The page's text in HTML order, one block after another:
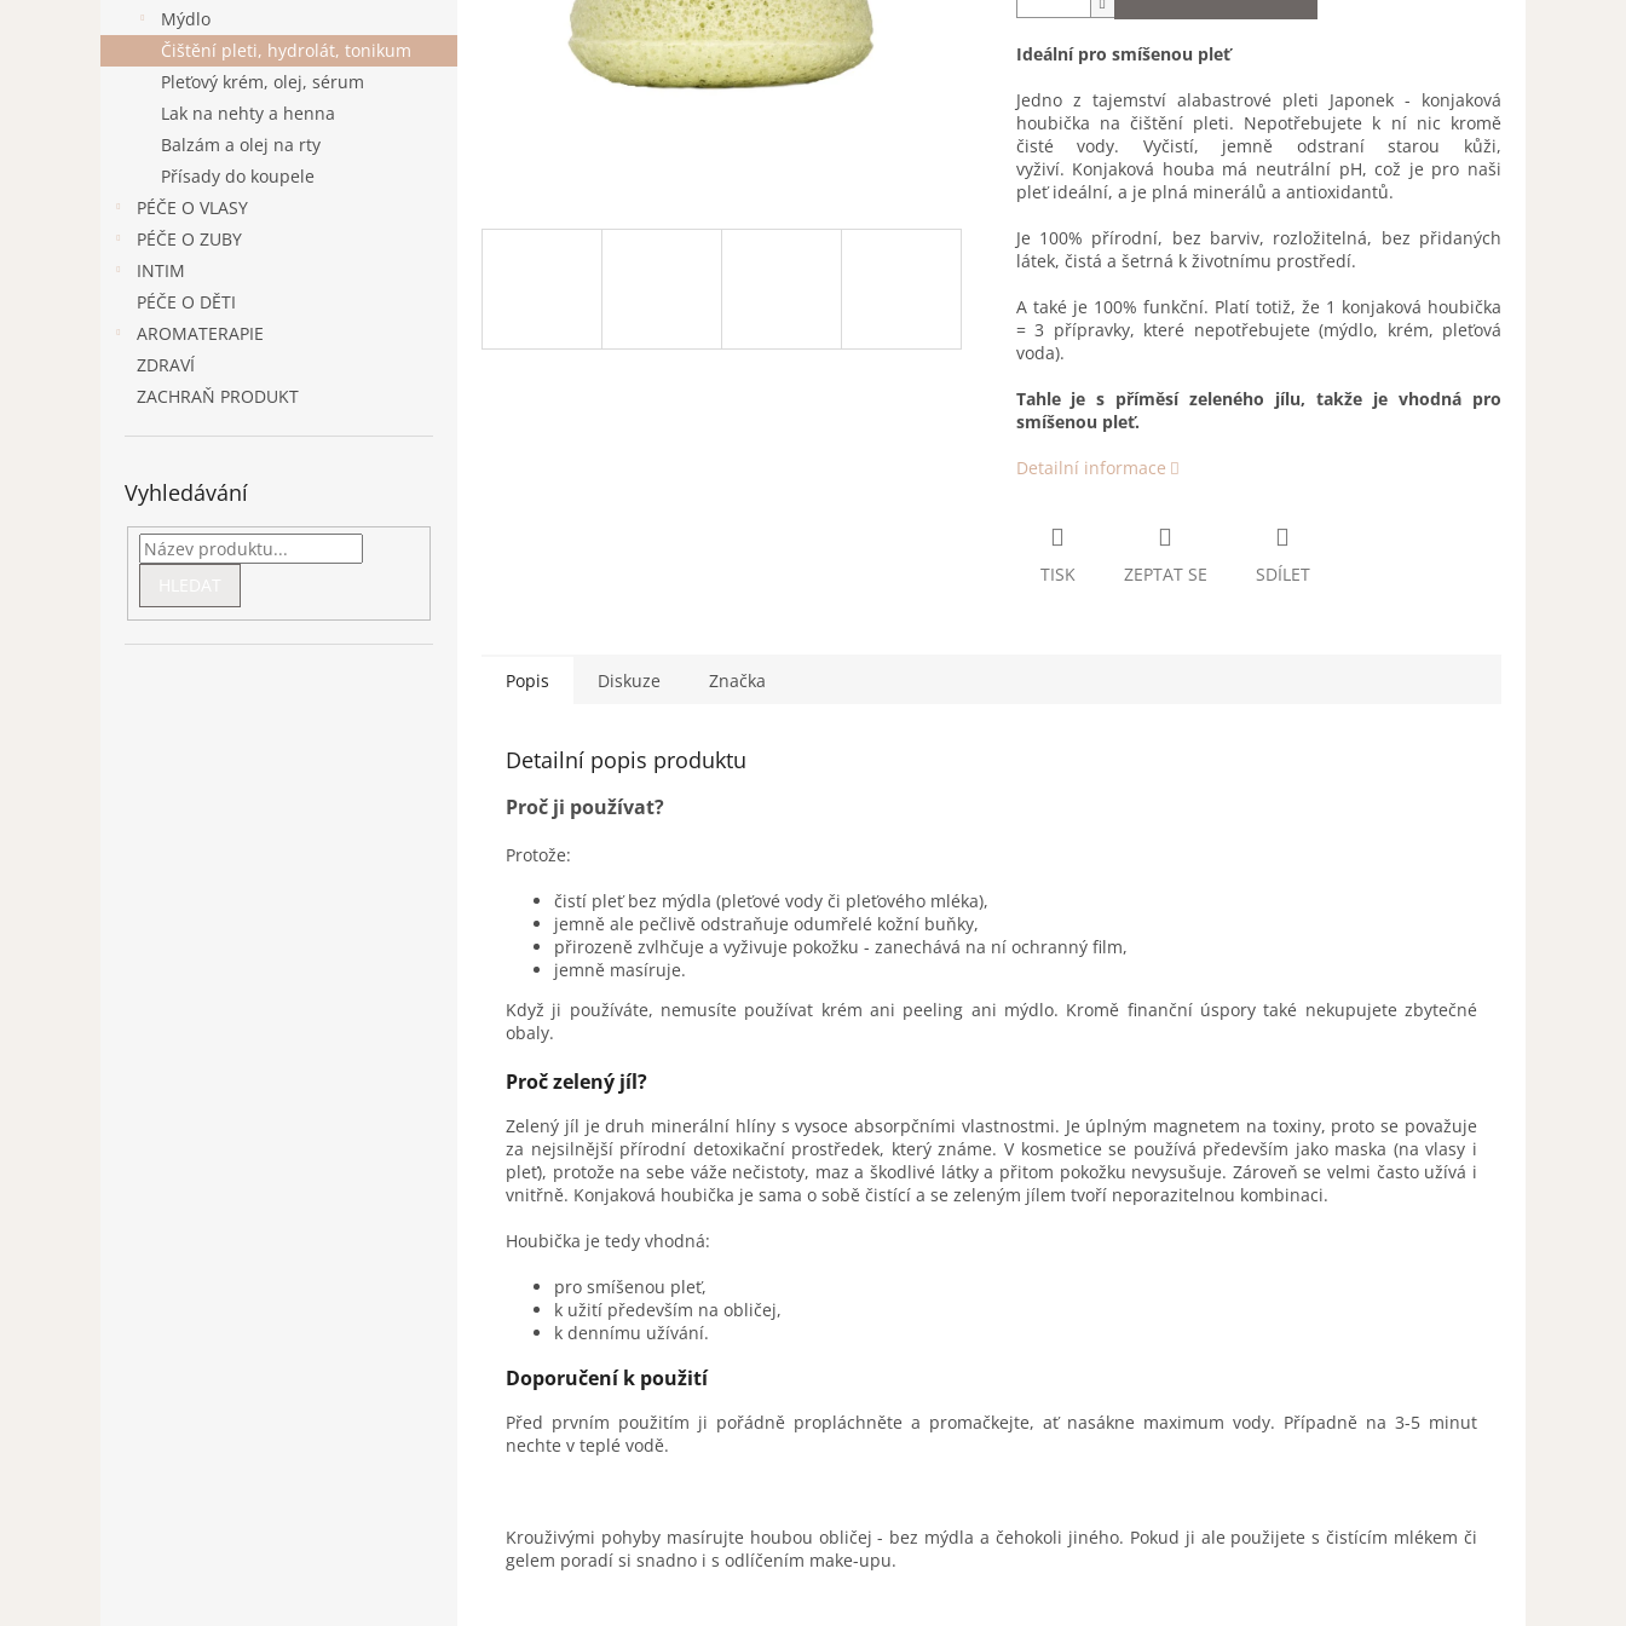
e
l
Mýdlo
Čištění pleti, hydrolát, tonikum
Pleťový krém, olej, sérum
Lak na nehty a henna
Balzám a olej na rty
Přísady do koupele
PÉČE O VLASY
PÉČE O ZUBY
INTIM
PÉČE O DĚTI
AROMATERAPIE
ZDRAVÍ
ZACHRAŇ PRODUKT
Vyhledávání
Ideální pro smíšenou pleť
Jedno z tajemství alabastrové pleti Japonek - konjaková
houbička na čištění pleti. Nepotřebujete k ní nic kromě
čisté vody. Vyčistí, jemně odstraní starou kůži,
vyživí. Konjaková houba má neutrální pH, což je pro naši
pleť ideální, a je plná minerálů a antioxidantů.
Je 100% přírodní, bez barviv, rozložitelná, bez přidaných
látek, čistá a šetrná k životnímu prostředí.
A také je 100% funkční. Platí totiž, že 1 konjaková houbička
= 3 přípravky, které nepotřebujete (mýdlo, krém, pleťová
voda).
Tahle je s příměsí zeleného jílu, takže je vhodná pro
smíšenou pleť.
Detailní informace
TISK ZEPTAT SE SDÍLET
Popis Diskuze Značka
Detailní popis produktu
Proč ji používat?
Protože:
čistí pleť bez mýdla (pleťové vody či pleťového mléka),
jemně ale pečlivě odstraňuje odumřelé kožní buňky,
přirozeně zvlhčuje a vyživuje pokožku - zanechává na ní ochranný film,
jemně masíruje.
Když ji používáte, nemusíte používat krém ani peeling ani mýdlo. Kromě finanční úspory také nekupujete zbytečné
obaly.
Proč zelený jíl?
Zelený jíl je druh minerální hlíny s vysoce absorpčními vlastnostmi. Je úplným magnetem na toxiny, proto se považuje
za nejsilnější přírodní detoxikační prostředek, který známe. V kosmetice se používá především jako maska (na vlasy i
pleť), protože na sebe váže nečistoty, maz a škodlivé látky a přitom pokožku nevysušuje. Zároveň se velmi často užívá i
vnitřně. Konjaková houbička je sama o sobě čistící a se zeleným jílem tvoří neporazitelnou kombinaci.
Houbička je tedy vhodná:
pro smíšenou pleť,
k užití především na obličej,
k dennímu užívání.
Doporučení k použití
Před prvním použitím ji pořádně propláchněte a promačkejte, ať nasákne maximum vody. Případně na 3-5 minut
nechte v teplé vodě.
Krouživými pohyby masírujte houbou obličej - bez mýdla a čehokoli jiného. Pokud ji ale použijete s čistícím mlékem či
gelem poradí si snadno i s odlíčením make-upu.